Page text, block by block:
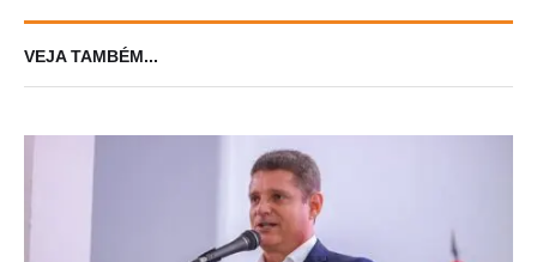
VEJA TAMBÉM...